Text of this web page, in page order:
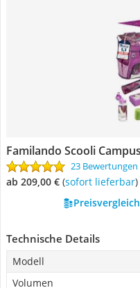
Familando Scooli
23 Bewertungen
ab 209,00 € ( Sofort lieferbar)
Technische Details
Modell
Volumen